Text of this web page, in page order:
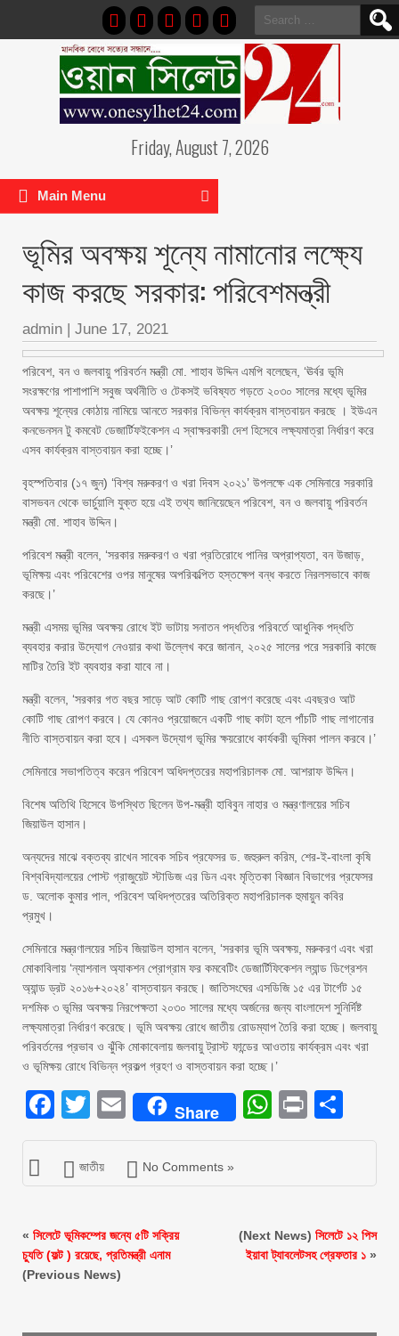
Search
for:
Friday, August 7, 2026
Main Menu
ভূমির অবক্ষয় শূন্যে নামানোর লক্ষ্যে
কাজ করছে সরকার: পরিবেশমন্ত্রী
admin | June 17, 2021
পরিবেশ, বন ও জলবায়ু পরিবর্তন মন্ত্রী মো. শাহাব উদ্দিন এমপি বলেছেন, ‘ঊর্বর ভূমি
সংরক্ষণের পাশাপাশি সবুজ অর্থনীতি ও টেকসই ভবিষ্যত গড়তে ২০৩০ সালের মধ্যে ভূমির
অবক্ষয় শূন্যের কোঠায় নামিয়ে আনতে সরকার বিভিন্ন কার্যক্রম বাস্তবায়ন করছে । ইউএন
কনভেনসন টু কমবেট ডেজার্টিফইকেশন এ স্বাক্ষরকারী দেশ হিসেবে লক্ষ্যমাত্রা নির্ধারণ করে
এসব কার্যক্রম বাস্তবায়ন করা হচ্ছে।’
বৃহস্পতিবার (১৭ জুন) ‘বিশ্ব মরুকরণ ও খরা দিবস ২০২১’ উপলক্ষে এক সেমিনারে সরকারি
বাসভবন থেকে ভার্চুয়ালি যুক্ত হয়ে এই তথ্য জানিয়েছেন পরিবেশ, বন ও জলবায়ু পরিবর্তন
মন্ত্রী মো. শাহাব উদ্দিন।
পরিবেশ মন্ত্রী বলেন, ‘সরকার মরুকরণ ও খরা প্রতিরোধে পানির অপ্রাপ্যতা, বন উজাড়,
ভূমিক্ষয় এবং পরিবেশের ওপর মানুষের অপরিকল্পিত হস্তক্ষেপ বন্ধ করতে নিরলসভাবে কাজ
করছে।’
মন্ত্রী এসময় ভূমির অবক্ষয় রোধে ইট ভাটায় সনাতন পদ্ধতির পরিবর্তে আধুনিক পদ্ধতি
ব্যবহার করার উদ্যোগ নেওয়ার কথা উল্লেখ করে জানান, ২০২৫ সালের পরে সরকারি কাজে
মাটির তৈরি ইট ব্যবহার করা যাবে না।
মন্ত্রী বলেন, ‘সরকার গত বছর সাড়ে আট কোটি গাছ রোপণ করেছে এবং এবছরও আট
কোটি গাছ রোপণ করবে। যে কোনও প্রয়োজনে একটি গাছ কাটা হলে পাঁচটি গাছ লাগানোর
নীতি বাস্তবায়ন করা হবে। এসকল উদ্যোগ ভূমির ক্ষয়রোধে কার্যকরী ভূমিকা পালন করবে।’
সেমিনারে সভাপতিত্ব করেন পরিবেশ অধিদপ্তরের মহাপরিচালক মো. আশরাফ উদ্দিন।
বিশেষ অতিথি হিসেবে উপস্থিত ছিলেন উপ-মন্ত্রী হাবিবুন নাহার ও মন্ত্রণালয়ের সচিব
জিয়াউল হাসান।
অন্যদের মাঝে বক্তব্য রাখেন সাবেক সচিব প্রফেসর ড. জহুরুল করিম, শের-ই-বাংলা কৃষি
বিশ্ববিদ্যালয়ের পোস্ট গ্রাজুয়েট স্টাডিজ এর ডিন এবং মৃত্তিকা বিজ্ঞান বিভাগের প্রফেসর
ড. অলোক কুমার পাল, পরিবেশ অধিদপ্তরের অতিরিক্ত মহাপরিচালক হুমায়ুন কবির
প্রমুখ।
সেমিনারে মন্ত্রণালয়ের সচিব জিয়াউল হাসান বলেন, ‘সরকার ভূমি অবক্ষয়, মরুকরণ এবং খরা
মোকাবিলায় ‘ন্যাশনাল অ্যাকশন প্রোগ্রাম ফর কমবেটিং ডেজার্টিফিকেশন ল্যান্ড ডিগ্রেশন
অ্যান্ড ড্রট ২০১৬+২০২৪’ বাস্তবায়ন করছে। জাতিসংঘের এসডিজি ১৫ এর টার্গেট ১৫
দশমিক ৩ ভূমির অবক্ষয় নিরপেক্ষতা ২০৩০ সালের মধ্যে অর্জনের জন্য বাংলাদেশ সুনির্দিষ্ট
লক্ষ্যমাত্রা নির্ধারণ করেছে। ভূমি অবক্ষয় রোধে জাতীয় রোডম্যাপ তৈরি করা হচ্ছে। জলবায়ু
পরিবর্তনের প্রভাব ও ঝুঁকি মোকাবেলায় জলবায়ু ট্রাস্ট ফান্ডের আওতায় কার্যক্রম এবং খরা
ও ভূমিক্ষয় রোধে বিভিন্ন প্রকল্প গ্রহণ ও বাস্তবায়ন করা হচ্ছে।’
Facebook
Twitter
EmailShare Print
জাতীয় No Comments »
« সিলেটে ভূমিকম্পের জন্যে ৫টি সক্রিয়
চ্যুতি (ফল্ট ) রয়েছে, প্রতিমন্ত্রী এনাম
(Previous News)
(Next News) সিলেটে ১২ পিস
ইয়াবা ট্যাবলেটসহ গ্রেফতার ১ »